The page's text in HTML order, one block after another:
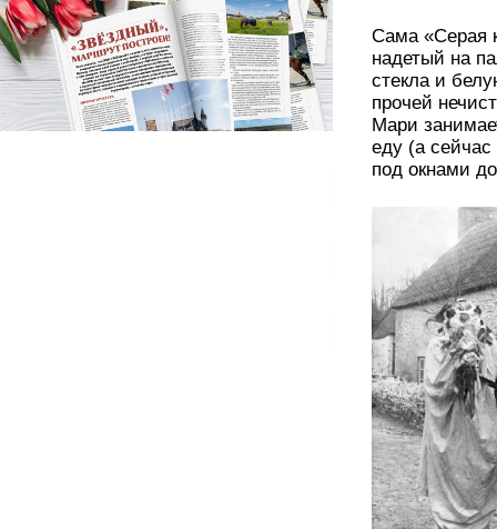
Сама «Серая
надетый на
стекла и
прочей
Мари
еду (а сейчас
под окнами